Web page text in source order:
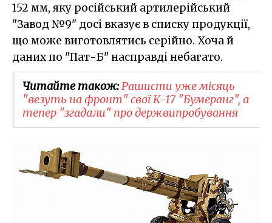
152 мм, яку російський артилерійський
"Завод №9" досі вказує в списку продукції,
що може виготовлятись серійно. Хоча й
даних по "Пат-Б" насправді небагато.
Читайте також:Рашисти уже місяць
"везуть на фронт" свої К-17 "Бумеранг", а
тепер "згадали" про держвипробування